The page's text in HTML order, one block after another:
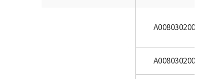
A0080302001728
A0080302001717